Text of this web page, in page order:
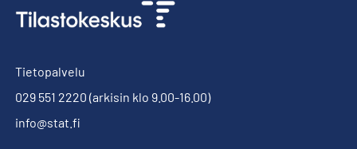
Tietopalvelu
029 551 2220 (arkisin klo 9.00-16.00)
info@stat.fi